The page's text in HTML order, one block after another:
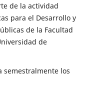
de la actividad
para el Desarrollo y
de la Facultad
de
semestralmente los